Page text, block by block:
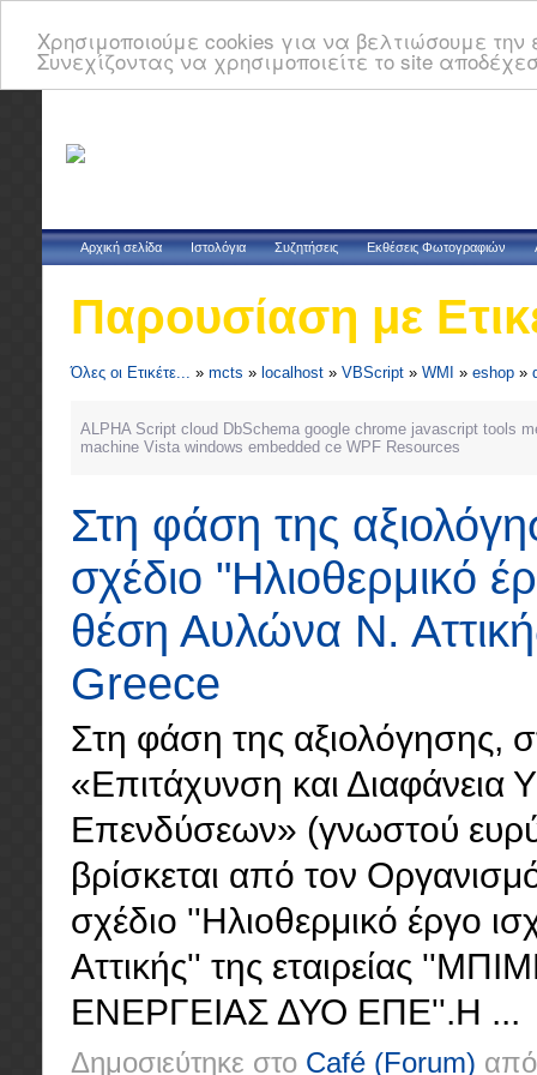
Χρησιμοποιούμε cookies για να βελτιώσουμε
Συνεχίζοντας να χρησιμοποιείτε το site
Αρχική σελίδα Ιστολόγια Συζητήσεις Εκθέσεις Φωτογραφιών
Παρουσίαση με
Όλες οι Ετικέτε... » mcts » localhost » VBScript » WMI » eshop »
ALPHA Script cloud DbSchema google chrome javascript tools
machine Vista windows embedded ce WPF Resources
Στη φάση της
σχέδιο "Ηλιοθερμικό
θέση Αυλώνα Ν.
Greece
Στη φάση της αξιολόγησης,
«Επιτάχυνση και Διαφάνεια
Επενδύσεων» (γνωστού
βρίσκεται από τον
σχέδιο ''Ηλιοθερμικό έργο
Αττικής'' της εταιρείας
ΕΝΕΡΓΕΙΑΣ ΔΥΟ ΕΠΕ''.Η ...
Δημοσιεύτηκε στο Café (Forum)